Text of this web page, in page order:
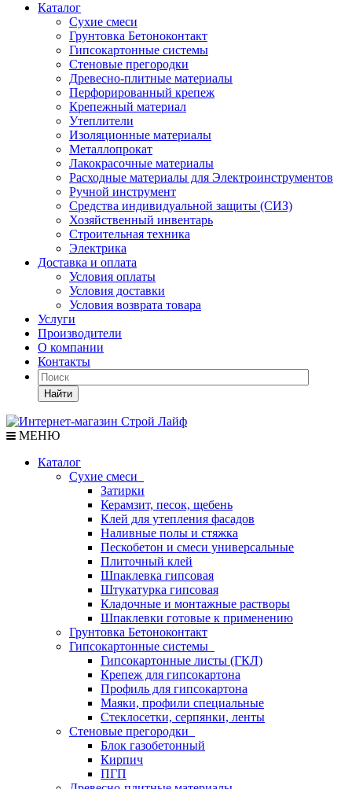
Каталог
Сухие смеси
Грунтовка Бетоноконтакт
Гипсокартонные системы
Стеновые прегородки
Древесно-плитные материалы
Перфорированный крепеж
Крепежный материал
Утеплители
Изоляционные материалы
Металлопрокат
Лакокрасочные материалы
Расходные материалы для Электроинструментов
Ручной инструмент
Средства индивидуальной защиты (СИЗ)
Хозяйственный инвентарь
Строительная техника
Электрика
Доставка и оплата
Условия оплаты
Условия доставки
Условия возврата товара
Услуги
Производители
О компании
Контакты
Найти
МЕНЮ
Каталог
Сухие смеси
Затирки
Керамзит, песок, щебень
Клей для утепления фасадов
Наливные полы и стяжка
Пескобетон и смеси универсальные
Плиточный клей
Шпаклевка гипсовая
Штукатурка гипсовая
Кладочные и монтажные растворы
Шпаклевки готовые к применению
Грунтовка Бетоноконтакт
Гипсокартонные системы
Гипсокартонные листы (ГКЛ)
Крепеж для гипсокартона
Профиль для гипсокартона
Маяки, профили специальные
Стеклосетки, серпянки, ленты
Стеновые прегородки
Блок газобетонный
Кирпич
ПГП